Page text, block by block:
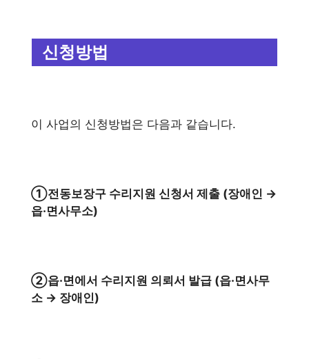
신청방법
이 사업의 신청방법은 다음과 같습니다.
①전동보장구 수리지원 신청서 제출 (장애인 →
읍·면사무소)
②읍·면에서 수리지원 의뢰서 발급 (읍·면사무
소 → 장애인)